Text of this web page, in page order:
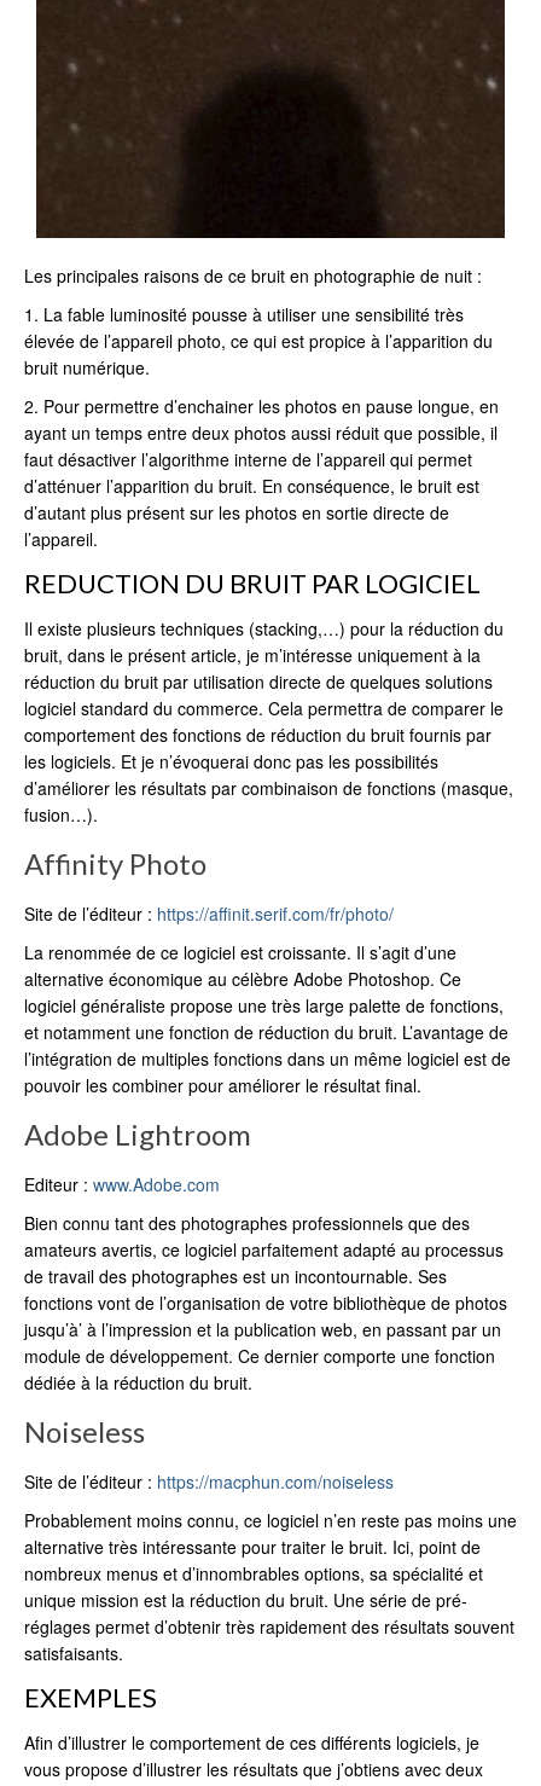
Les principales raisons de ce bruit en photographie de nuit :
1. La fable luminosité pousse à utiliser une sensibilité très
élevée de l’appareil photo, ce qui est propice à l’apparition du
bruit numérique.
2. Pour permettre d’enchainer les photos en pause longue, en
ayant un temps entre deux photos aussi réduit que possible, il
faut désactiver l’algorithme interne de l’appareil qui permet
d’atténuer l’apparition du bruit. En conséquence, le bruit est
d’autant plus présent sur les photos en sortie directe de
l’appareil.
REDUCTION DU BRUIT PAR LOGICIEL
Il existe plusieurs techniques (stacking,…) pour la réduction du
bruit, dans le présent article, je m’intéresse uniquement à la
réduction du bruit par utilisation directe de quelques solutions
logiciel standard du commerce. Cela permettra de comparer le
comportement des fonctions de réduction du bruit fournis par
les logiciels. Et je n’évoquerai donc pas les possibilités
d’améliorer les résultats par combinaison de fonctions (masque,
fusion…).
Affinity Photo
Site de l’éditeur : https://affinit.serif.com/fr/photo/
La renommée de ce logiciel est croissante. Il s’agit d’une
alternative économique au célèbre Adobe Photoshop. Ce
logiciel généraliste propose une très large palette de fonctions,
et notamment une fonction de réduction du bruit. L’avantage de
l’intégration de multiples fonctions dans un même logiciel est de
pouvoir les combiner pour améliorer le résultat final.
Adobe Lightroom
Editeur : www.Adobe.com
Bien connu tant des photographes professionnels que des
amateurs avertis, ce logiciel parfaitement adapté au processus
de travail des photographes est un incontournable. Ses
fonctions vont de l’organisation de votre bibliothèque de photos
jusqu’à’ à l’impression et la publication web, en passant par un
module de développement. Ce dernier comporte une fonction
dédiée à la réduction du bruit.
Noiseless
Site de l’éditeur : https://macphun.com/noiseless
Probablement moins connu, ce logiciel n’en reste pas moins une
alternative très intéressante pour traiter le bruit. Ici, point de
nombreux menus et d’innombrables options, sa spécialité et
unique mission est la réduction du bruit. Une série de pré-
réglages permet d’obtenir très rapidement des résultats souvent
satisfaisants.
EXEMPLES
Afin d’illustrer le comportement de ces différents logiciels, je
vous propose d’illustrer les résultats que j’obtiens avec deux